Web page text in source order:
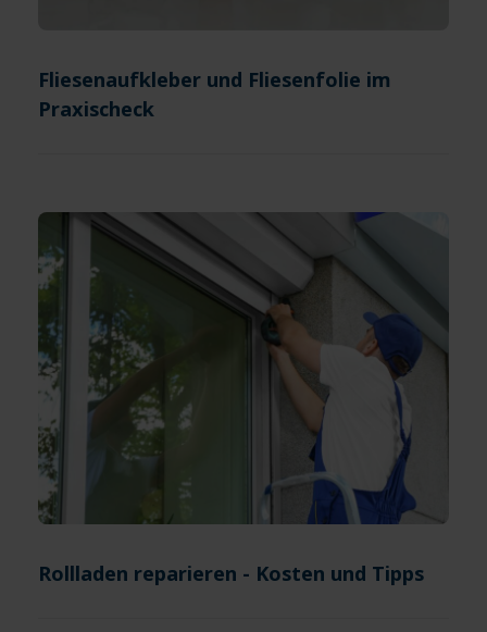
Fliesenaufkleber und Fliesenfolie im
Praxischeck
Rollladen reparieren - Kosten und Tipps